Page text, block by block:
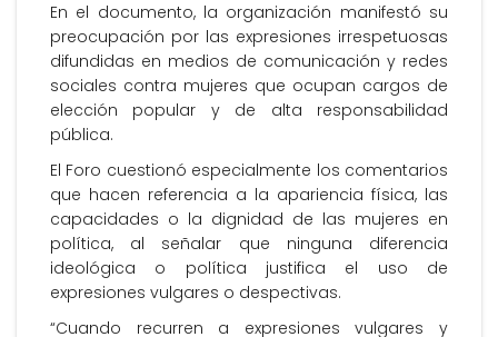
En el documento, la organización manifestó su
preocupación por las expresiones irrespetuosas
difundidas en medios de comunicación y redes
sociales contra mujeres que ocupan cargos de
elección popular y de alta responsabilidad
pública.
El Foro cuestionó especialmente los comentarios
que hacen referencia a la apariencia física, las
capacidades o la dignidad de las mujeres en
política, al señalar que ninguna diferencia
ideológica o política justifica el uso de
expresiones vulgares o despectivas.
“Cuando recurren a expresiones vulgares y